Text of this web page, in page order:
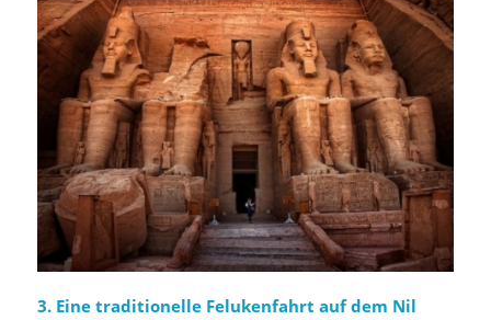
3. Eine traditionelle Felukenfahrt auf dem Nil